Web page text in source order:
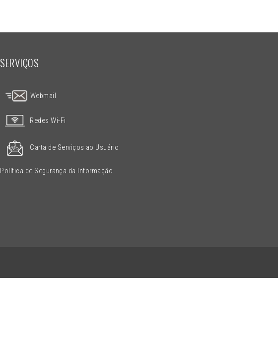
SERVIÇOS
Webmail
Redes Wi-Fi
Carta de Serviços ao Usuário
Política de Segurança da Informação